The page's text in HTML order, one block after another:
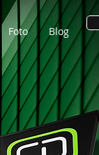
Foto Blog